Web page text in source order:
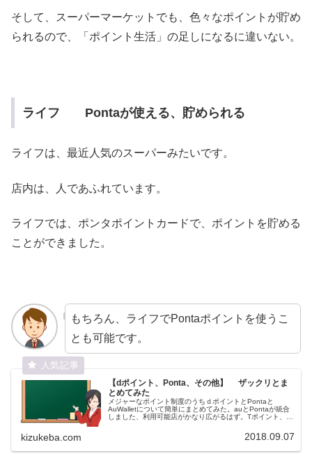
そして、スーパーマーケットでも、色々なポイントが貯め
られるので、「ポイント生活」の足しになるに違いない。
ライフ Pontaが使える、貯められる
ライフは、最近人気のスーパーみたいです。
店内は、人であふれています。
ライフでは、ポンタポイントカードで、ポイントを貯める
ことができました。
もちろん、ライフでPontaポイントを使うこ
とも可能です。
【dポイント、Ponta、その他】 ザックリとま
とめてみた
メジャーなポイント制度のうちｄポイントとPontaと
AuWalletについて簡単にまとめてみた。auとPontaが統合
しました、利用可能店がかなり広がるはず。Tポイント、
ます、ほとんどの人がいずれかを保有している計算で
す。。少しでも有利に利用したいものです。
kizukeba.com 2018.09.07